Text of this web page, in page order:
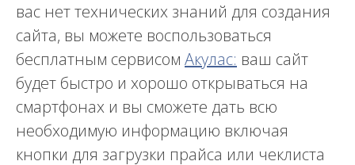
вас нет технических знаний для создания
сайта, вы можете воспользоваться
бесплатным сервисом Акулас: ваш сайт
будет быстро и хорошо открываться на
смартфонах и вы сможете дать всю
необходимую информацию включая
кнопки для загрузки прайса или чеклиста